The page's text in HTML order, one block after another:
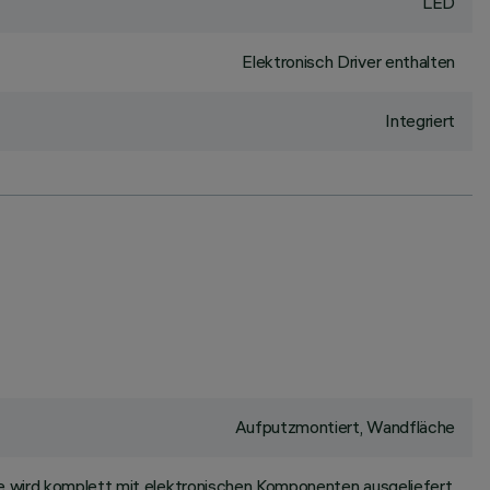
Elektronisch Driver enthalten
Integriert
Aufputzmontiert, Wandfläche
wird komplett mit elektronischen Komponenten ausgeliefert.